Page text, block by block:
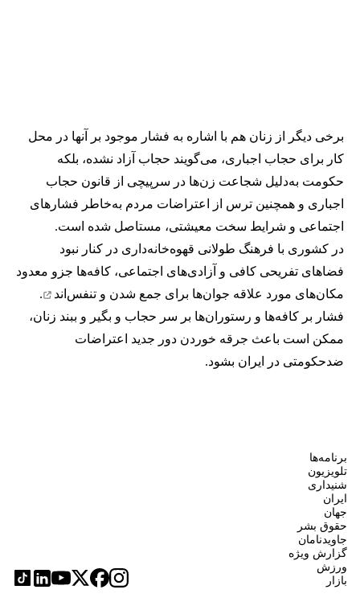
برخی دیگر از زنان هم با اشاره به فشار موجود بر آنها در محل
کار برای حجاب اجباری، می‌گویند حجاب آزاد نشده، بلکه
حکومت به‌دلیل شجاعت زن‌ها در سرپیچی از قانون حجاب
اجباری و همچنین ترس از اعتراضات مردم به‌خاطر فشارهای
اجتماعی و شرایط سخت معیشتی، مستاصل شده است.
در کشوری با فرهنگ طولانی قهوه‌‌خانه‌داری در کنار نبود
فضاهای تفریحی کافی و آزادی‌های اجتماعی، کافه‌ها جزو معدود
مکان‌های مورد علاقه جوان‌ها برای جمع شدن و تنفس‌اند
.
فشار بر کافه‌ها و رستوران‌ها بر سر حجاب و بگیر و ببند زنان،
ممکن است باعث جرقه خوردن دور جدید اعتراضات
ضدحکومتی در ایران بشود.
برنامه‌ها
تلویزیون
شنیداری
ایران
جهان
حقوق بشر
جاویدنامان
گزارش ویژه
ورزش
بازار